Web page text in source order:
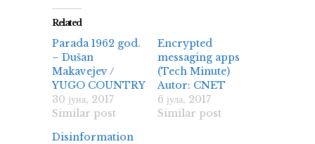
Related
Parada 1962 god.
– Dušan
Makavejev /
YUGO COUNTRY
30 јуна, 2017
Similar post
Encrypted
messaging apps
(Tech Minute)
Autor: CNET
6 јула, 2017
Similar post
Disinformation